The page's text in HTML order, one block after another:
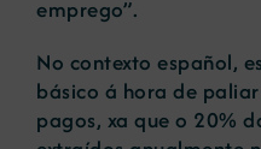
emprego”.
No contexto español,
básico á hora de
pagos, xa que o 20%